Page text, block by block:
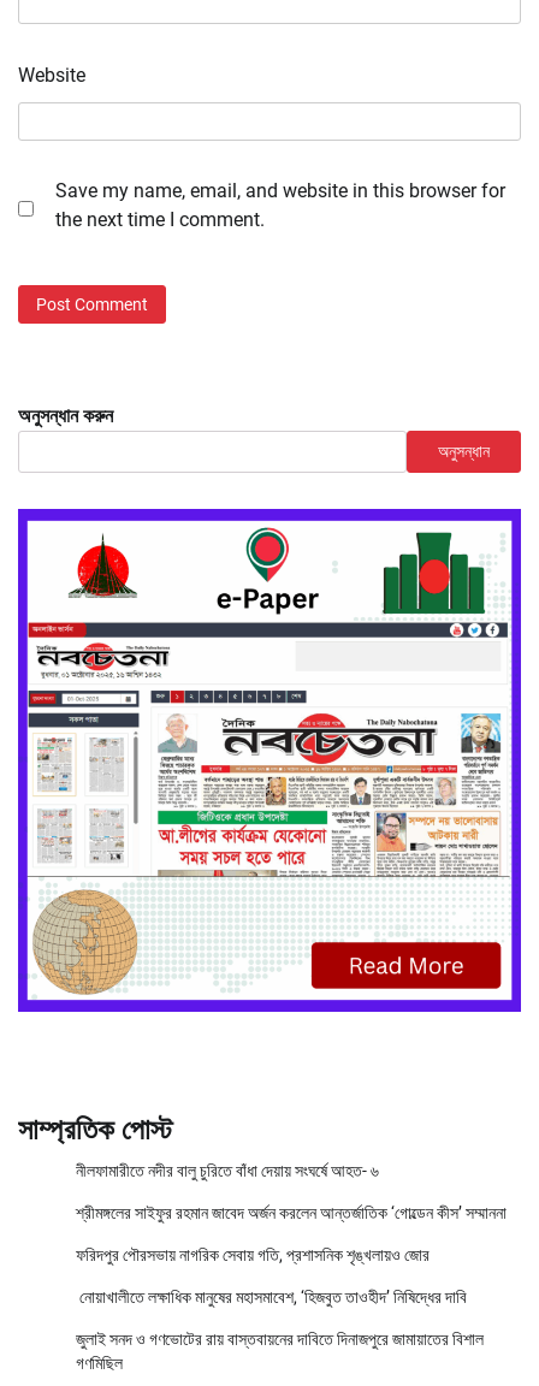
Website
Save my name, email, and website in this browser for
the next time I comment.
অনুসন্ধান করুন
অনুসন্ধান
সাম্প্রতিক পোস্ট
নীলফামারীতে নদীর বালু চুরিতে বাঁধা দেয়ায় সংঘর্ষে আহত- ৬
শ্রীমঙ্গলের সাইফুর রহমান জাবেদ অর্জন করলেন আন্তর্জাতিক ‘গোল্ডেন কীস’ সম্মাননা
ফরিদপুর পৌরসভায় নাগরিক সেবায় গতি, প্রশাসনিক শৃঙ্খলায়ও জোর
নোয়াখালীতে লক্ষাধিক মানুষের মহাসমাবেশ, ‘হিজবুত তাওহীদ’ নিষিদ্ধের দাবি
জুলাই সনদ ও গণভোটের রায় বাস্তবায়নের দাবিতে দিনাজপুরে জামায়াতের বিশাল
গণমিছিল